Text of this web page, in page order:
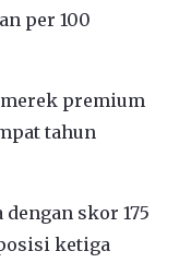
per 100
premium
tahun
skor 175
ketiga